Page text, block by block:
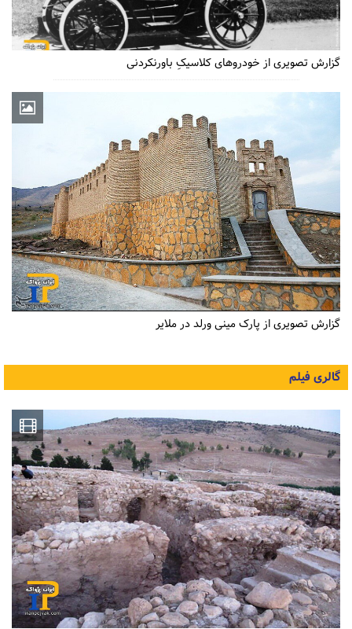
گزارش تصویری از خودروهای کلاسیکِ باورنکردنی
گزارش تصویری از پارک مینی ورلد در ملایر
گالری فیلم